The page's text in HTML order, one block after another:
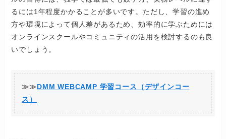
るには1年程度かかることが多いです。ただし、学習の進め
方や環境によって個人差があるため、効率的に学ぶためには
オンラインスクールやコミュニティの活用を検討するのも良
いでしょう。
≫≫DMM WEBCAMP 学習コース（デザインコー
ス）